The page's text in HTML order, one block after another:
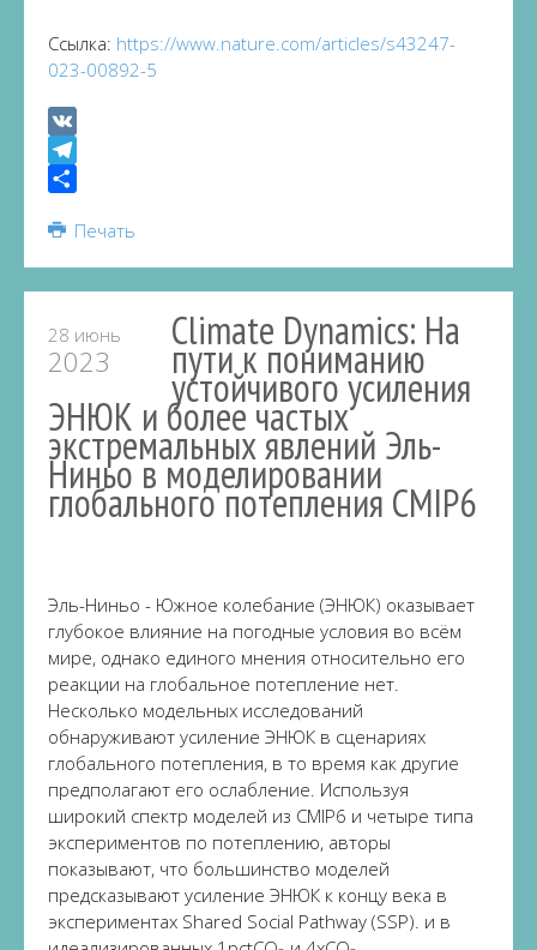
Ссылка: https://www.nature.com/articles/s43247-
023-00892-5
VK
Telegram
Печать
28 июнь
2023
Climate Dynamics: На
пути к пониманию
устойчивого усиления
ЭНЮК и более частых
экстремальных явлений Эль-
Ниньо в моделировании
глобального потепления CMIP6
Эль-Ниньо - Южное колебание (ЭНЮК) оказывает
глубокое влияние на погодные условия во всём
мире, однако единого мнения относительно его
реакции на глобальное потепление нет.
Несколько модельных исследований
обнаруживают усиление ЭНЮК в сценариях
глобального потепления, в то время как другие
предполагают его ослабление. Используя
широкий спектр моделей из CMIP6 и четыре типа
экспериментов по потеплению, авторы
показывают, что большинство моделей
предсказывают усиление ЭНЮК к концу века в
экспериментах Shared Social Pathway (SSP). и в